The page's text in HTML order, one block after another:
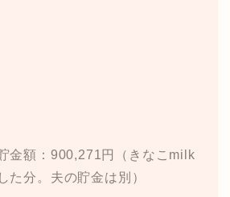
金額：900,271円（きなこmilk
た分。夫の貯金は別）